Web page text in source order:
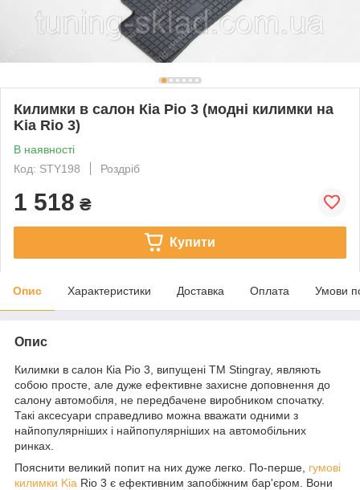
Килимки в салон Кіа Ріо 3 (модні килимки на
Kia Rio 3)
В наявності
Код: STY198
Роздріб
1 518 ₴
Купити
Опис Характеристики Доставка Оплата Умови
Опис
Килимки в салон Кіа Ріо 3, випущені ТМ Stingray, являють
собою просте, але дуже ефективне захисне доповнення до
салону автомобіля, не передбачене виробником спочатку.
Такі аксесуари справедливо можна вважати одними з
найпопулярніших і найпопулярніших на автомобільних
ринках.
Пояснити великий попит на них дуже легко. По-перше, гумові
килимки Kia Rio 3 є ефективним запобіжним бар'єром. Вони